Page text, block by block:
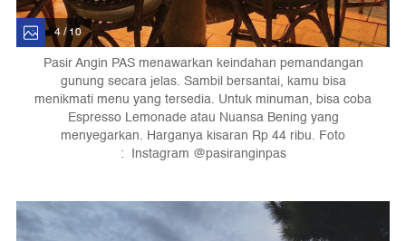
4 / 10
Pasir Angin PAS menawarkan keindahan pemandangan
gunung secara jelas. Sambil bersantai, kamu bisa
menikmati menu yang tersedia. Untuk minuman, bisa coba
Espresso Lemonade atau Nuansa Bening yang
menyegarkan. Harganya kisaran Rp 44 ribu. Foto
: Instagram @pasiranginpas